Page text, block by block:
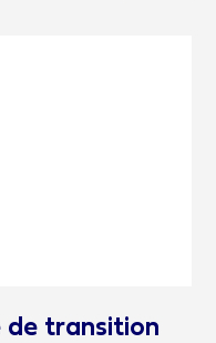
de transition